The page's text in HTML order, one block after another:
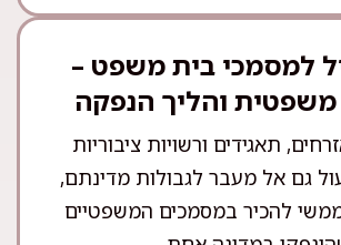
למסמכי בית משפט –
והליך הנפקה
תאגידים ורשויות ציבוריות
גם אל מעבר לגבולות מדינתם,
להכיר במסמכים המשפטיים